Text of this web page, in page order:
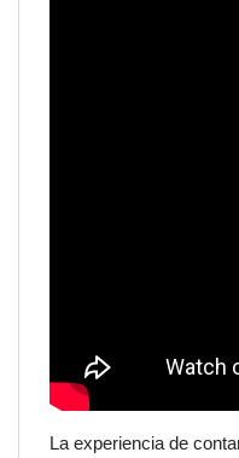
La experiencia de